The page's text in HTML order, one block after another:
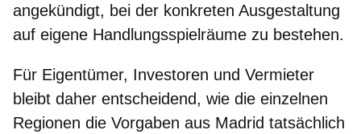
angekündigt, bei der konkreten Ausgestaltung
auf eigene Handlungsspielräume zu bestehen.
Für Eigentümer, Investoren und Vermieter
bleibt daher entscheidend, wie die einzelnen
Regionen die Vorgaben aus Madrid tatsächlich